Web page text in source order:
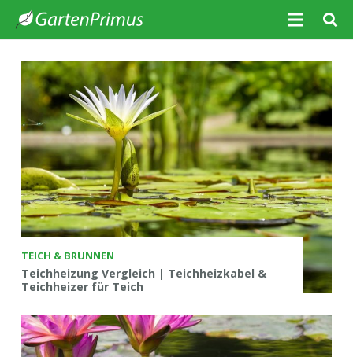
TEICH & BRUNNEN
Teichheizung Vergleich | Teichheizkabel &
Teichheizer für Teich